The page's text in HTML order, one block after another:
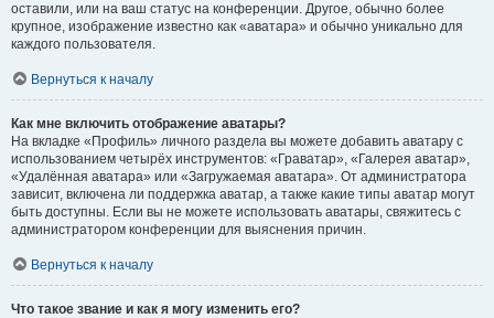
оставили, или на ваш статус на конференции. Другое, обычно более
крупное, изображение известно как «аватара» и обычно уникально для
каждого пользователя.
Вернуться к началу
Как мне включить отображение аватары?
На вкладке «Профиль» личного раздела вы можете добавить аватару с
использованием четырёх инструментов: «Граватар», «Галерея аватар»,
«Удалённая аватара» или «Загружаемая аватара». От администратора
зависит, включена ли поддержка аватар, а также какие типы аватар могут
быть доступны. Если вы не можете использовать аватары, свяжитесь с
администратором конференции для выяснения причин.
Вернуться к началу
Что такое звание и как я могу изменить его?